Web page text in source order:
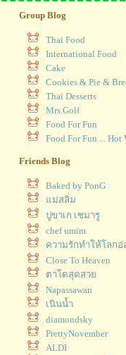
Group Blog
Thai Food
International Food
Cake
Cookies & Pie &
Thai Desserts
Mrs.Golf
Food For Fun
Food For Fun ... Hot
Friends Blog
Baked by PonG
แม่สลิ่ม
ปูขาเก เซมารู
chef umim
ความรักทำให้โลก
Close To Heaven
ตาโตสุดสวย
Napassawan
เนินน้ำ
diamondsky
PrettyNovember
ALDI